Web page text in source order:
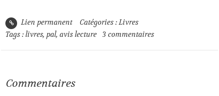
Lien permanent Catégories :Livres
Tags :livres,pal,avis lecture 3 commentaires
Commentaires